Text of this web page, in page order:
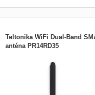
Teltonika WiFi Dual-Band
anténa PR14RD35
Teltonika PR14RD35; Vnitřní duální
anténa pro pásma 2,4 a 5 GHz.